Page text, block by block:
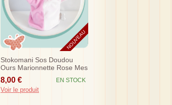
NOUVEAU
Stokomani Sos Doudou
Ours Marionnette Rose Mes
Petits Cailloux
8,00 € EN STOCK
Voir le produit